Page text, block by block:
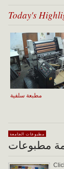
Today's
مطبعة سلفية
مطبوعات الجامعة
مطبوعات